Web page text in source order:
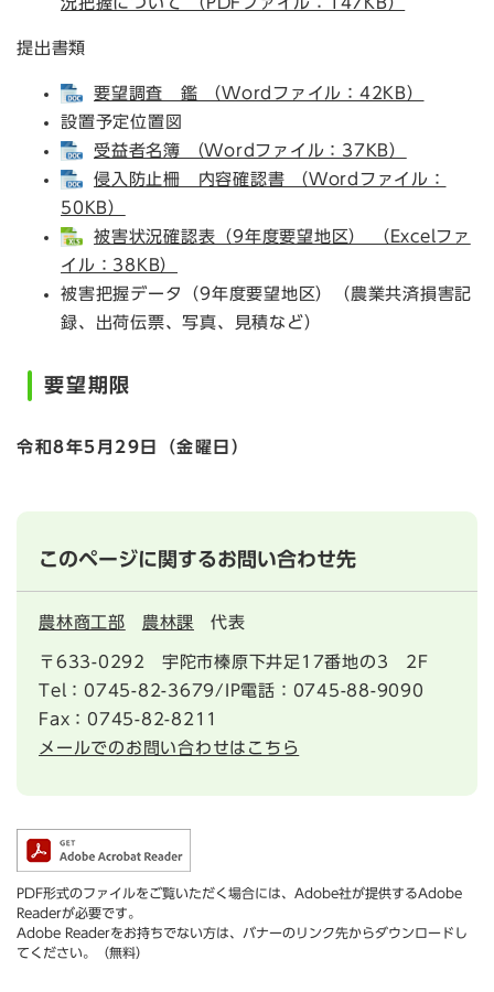
提出書類
要望調査 鑑 （Wordファイル：42KB）
設置予定位置図
受益者名簿 （Wordファイル：37KB）
侵入防止柵 内容確認書 （Wordファイル：
50KB）
被害状況確認表（9年度要望地区） （Excelファ
イル：38KB）
被害把握データ（9年度要望地区）（農業共済損害記
録、出荷伝票、写真、見積など）
要望期限
令和8年5月29日（金曜日）
このページに関するお問い合わせ先
農林商工部 農林課 代表
〒633-0292
宇陀市榛原下井足17番地の3 2F
Tel：0745-82-3679/IP電話：0745-88-9090
Fax：0745-82-8211
メールでのお問い合わせはこちら
PDF形式のファイルをご覧いただく場合には、Adobe社が提供するAdobe
Readerが必要です。
Adobe Readerをお持ちでない方は、バナーのリンク先からダウンロードし
てください。（無料）